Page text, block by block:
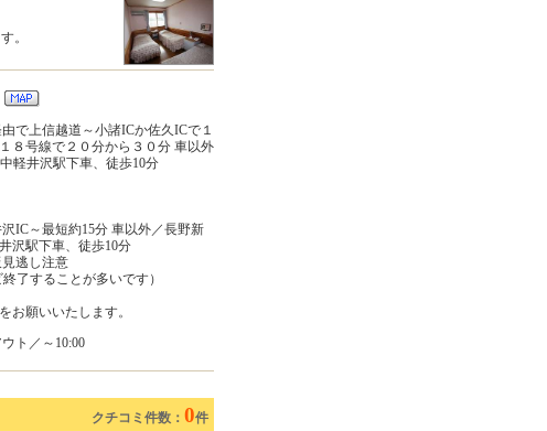
。
で上信越道～小諸ICか佐久ICで１
８号線で２０分から３０分 車以外
軽井沢駅下車、徒歩10分
IC～最短約15分 車以外／長野新
沢駅下車、徒歩10分
逃し注意
了することが多いです）
お願いいたします。
ト／～10:00
クチコミ件数： 0件